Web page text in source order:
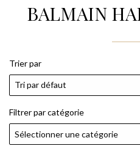
BALMAIN
Trier par
Filtrer par catégorie